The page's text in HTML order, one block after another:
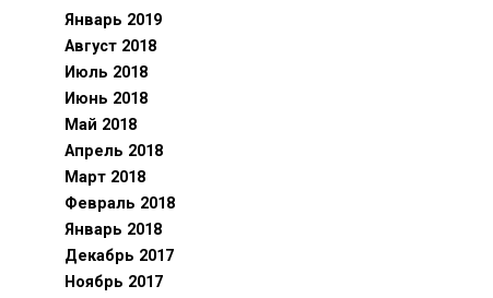
Январь 2019
Август 2018
Июль 2018
Июнь 2018
Май 2018
Апрель 2018
Март 2018
Февраль 2018
Январь 2018
Декабрь 2017
Ноябрь 2017